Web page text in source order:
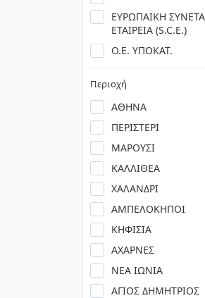
ΕΥΡΩΠΑΙΚΗ
ΕΤΑΙΡΕΙΑ (S.C.E.)
Ο.Ε. ΥΠΟΚΑΤ.
Περιοχή
ΑΘΗΝΑ
ΠΕΡΙΣΤΕΡΙ
ΜΑΡΟΥΣΙ
ΚΑΛΛΙΘΕΑ
ΧΑΛΑΝΔΡΙ
ΑΜΠΕΛΟΚΗΠΟΙ
ΚΗΦΙΣΙΑ
ΑΧΑΡΝΕΣ
ΝΕΑ ΙΩΝΙΑ
ΑΓΙΟΣ ΔΗΜΗΤΡΙΟΣ